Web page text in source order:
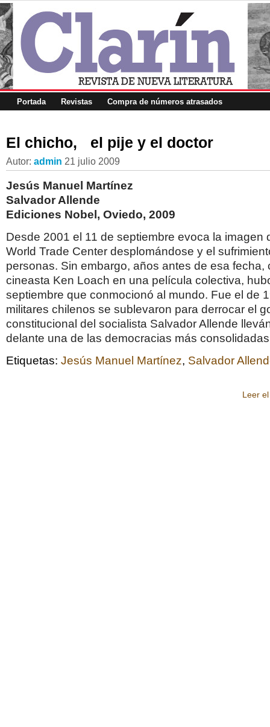
Portada Revistas Compra de números atrasados
El chicho, el pije y el doctor
Autor: admin 21 julio 2009
Jesús Manuel Martínez
Salvador Allende
Ediciones Nobel, Oviedo, 2009
Desde 2001 el 11 de septiembre evoca la imagen
World Trade Center desplomándose y el
personas. Sin embargo, años antes de esa fecha,
cineasta Ken Loach en una película colectiva,
septiembre que conmocionó al mundo. Fue el de
militares chilenos se sublevaron para derrocar el
constitucional del socialista Salvador Allende
delante una de las democracias más
Etiquetas: Jesús Manuel Martínez, Salvador
Leer